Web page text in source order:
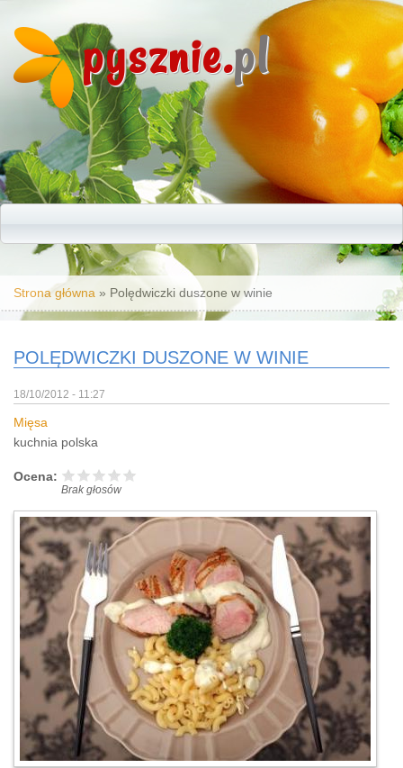
pysznie.pl
Jesteś tutaj
Strona główna » Polędwiczki duszone w winie
POLĘDWICZKI DUSZONE W WINIE
18/10/2012 - 11:27
Mięsa
kuchnia polska
Ocena:
Brak głosów